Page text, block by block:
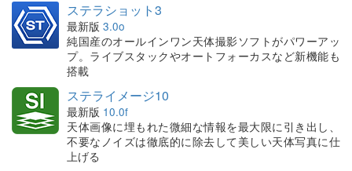
ステラショット3
最新版 3.0o
純国産のオールインワン天体撮影ソフトがパワーアッ
プ。ライブスタックやオートフォーカスなど新機能も
搭載
ステライメージ10
最新版 10.0f
天体画像に埋もれた微細な情報を最大限に引き出し、
不要なノイズは徹底的に除去して美しい天体写真に仕
上げる